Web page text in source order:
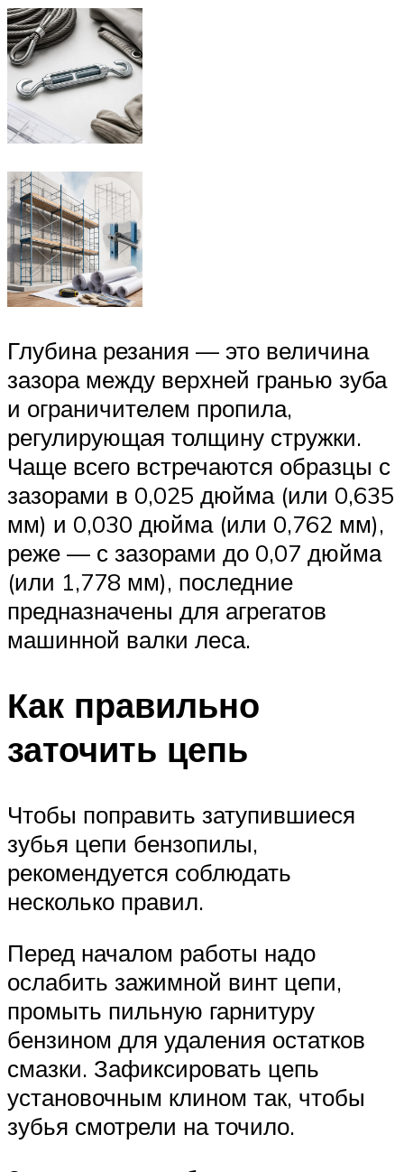
Глубина резания — это величина
зазора между верхней гранью зуба
и ограничителем пропила,
регулирующая толщину стружки.
Чаще всего встречаются образцы с
зазорами в 0,025 дюйма (или 0,635
мм) и 0,030 дюйма (или 0,762 мм),
реже — с зазорами до 0,07 дюйма
(или 1,778 мм), последние
предназначены для агрегатов
машинной валки леса.
Как правильно
заточить цепь
Чтобы поправить затупившиеся
зубья цепи бензопилы,
рекомендуется соблюдать
несколько правил.
Перед началом работы надо
ослабить зажимной винт цепи,
промыть пильную гарнитуру
бензином для удаления остатков
смазки. Зафиксировать цепь
установочным клином так, чтобы
зубья смотрели на точило.